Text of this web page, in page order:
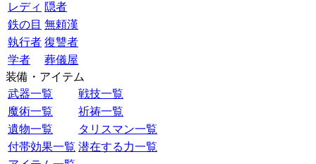
レディ 隠者
鉄の目 無頼漢
執行者 復讐者
学者
葬儀屋
装備・アイテム
武器一覧
戦技一覧
魔術一覧
祈祷一覧
遺物一覧
タリスマン一覧
付帯効果一覧 潜在する力一覧